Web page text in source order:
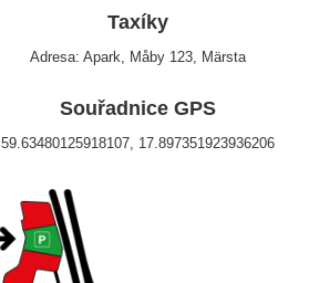
Taxíky
Adresa: Apark, Måby 123, Märsta
Souřadnice GPS
59.63480125918107, 17.897351923936206